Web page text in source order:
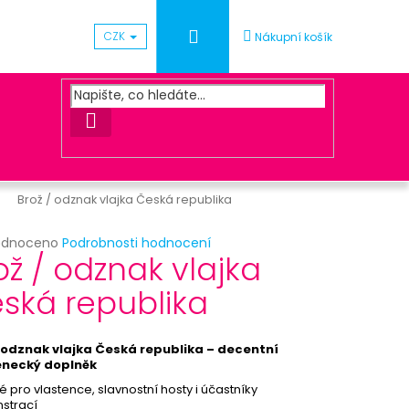
CZK PřihlášeníNákupní košík
HLEDAT
Brož / odznak vlajka Česká republika
Podrobnosti hodnocení
/ odznak vlajka
republika
odznak vlajka Česká republika – decentní
doplněk
pro vlastence, slavnostní hosty i účastníky
Následující
METALICKÝ - SV.